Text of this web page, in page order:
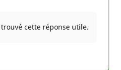
cette réponse utile.